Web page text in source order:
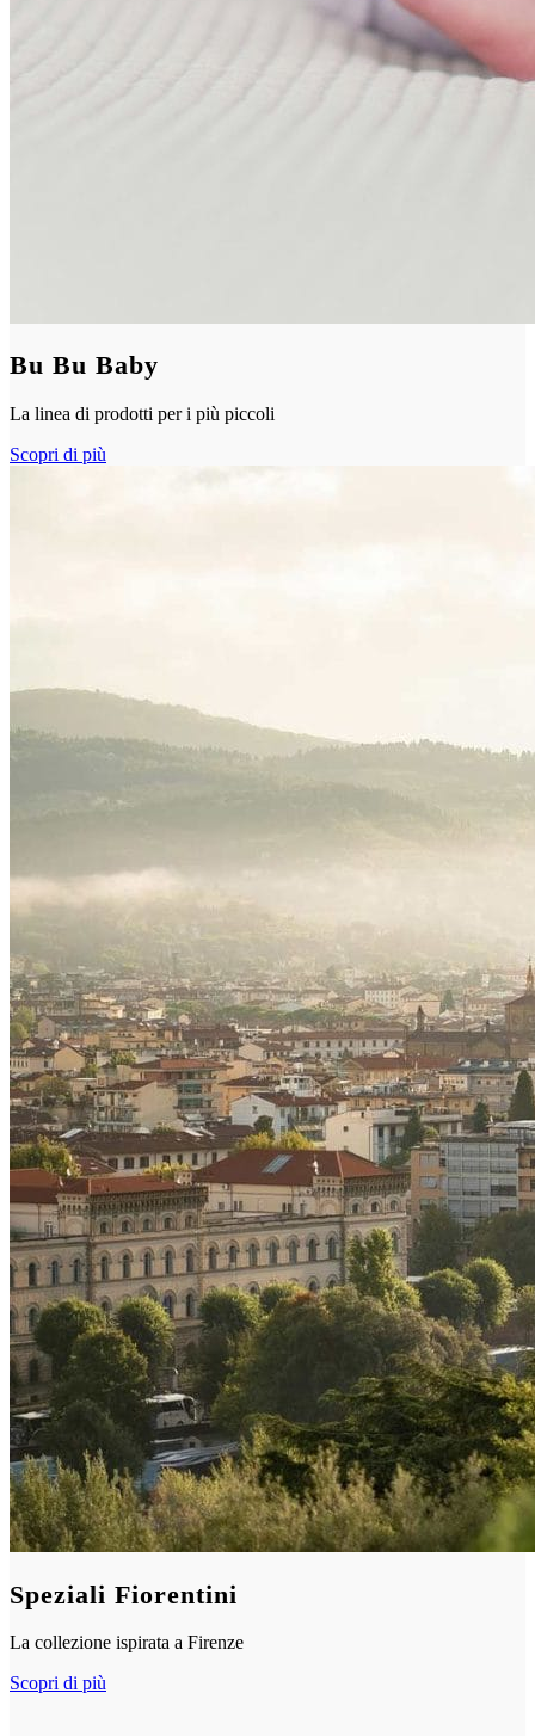
Bu Bu Baby
La linea di prodotti per i più piccoli
Scopri di più
Speziali Fiorentini
La collezione ispirata a Firenze
Scopri di più